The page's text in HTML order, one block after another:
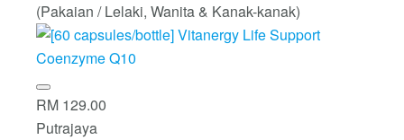
(Pakaian / Lelaki, Wanita & Kanak-kanak)
RM 129.00
Putrajaya